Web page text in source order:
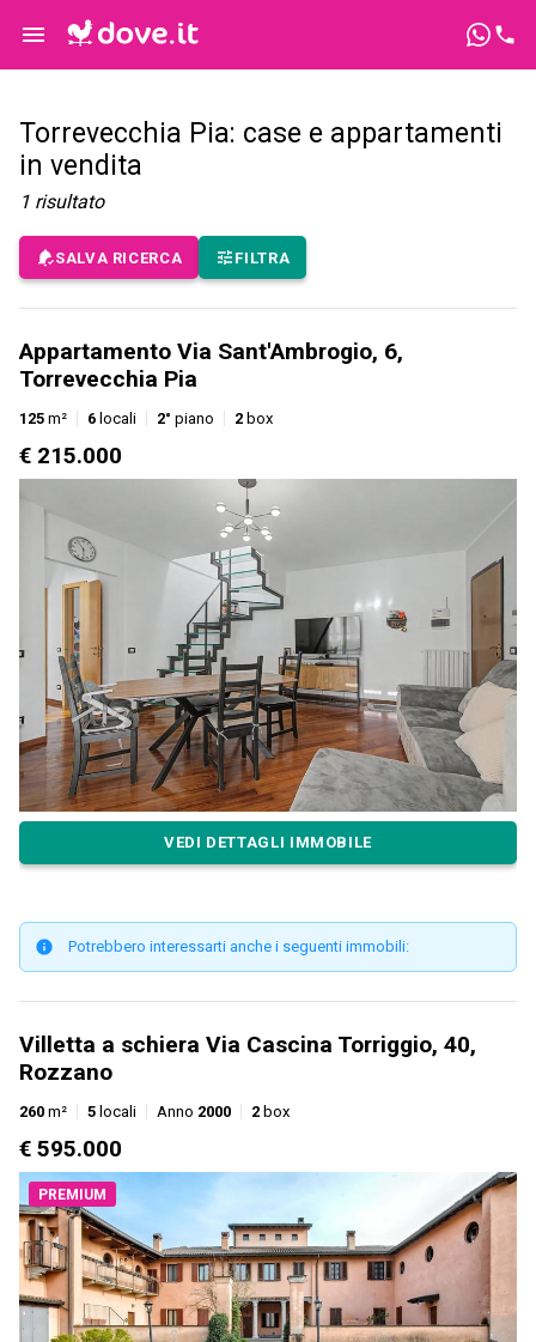
Torrevecchia Pia: case e appartamenti
in vendita
1 risultato
SALVA RICERCA FILTRA
Appartamento Via Sant'Ambrogio, 6,
Torrevecchia Pia
125 m² 6 locali 2° piano 2 box
€ 215.000
VEDI DETTAGLI IMMOBILE
Potrebbero interessarti anche i seguenti immobili:
Villetta a schiera Via Cascina Torriggio, 40,
Rozzano
260 m² 5 locali Anno 2000 2 box
€ 595.000
PREMIUM